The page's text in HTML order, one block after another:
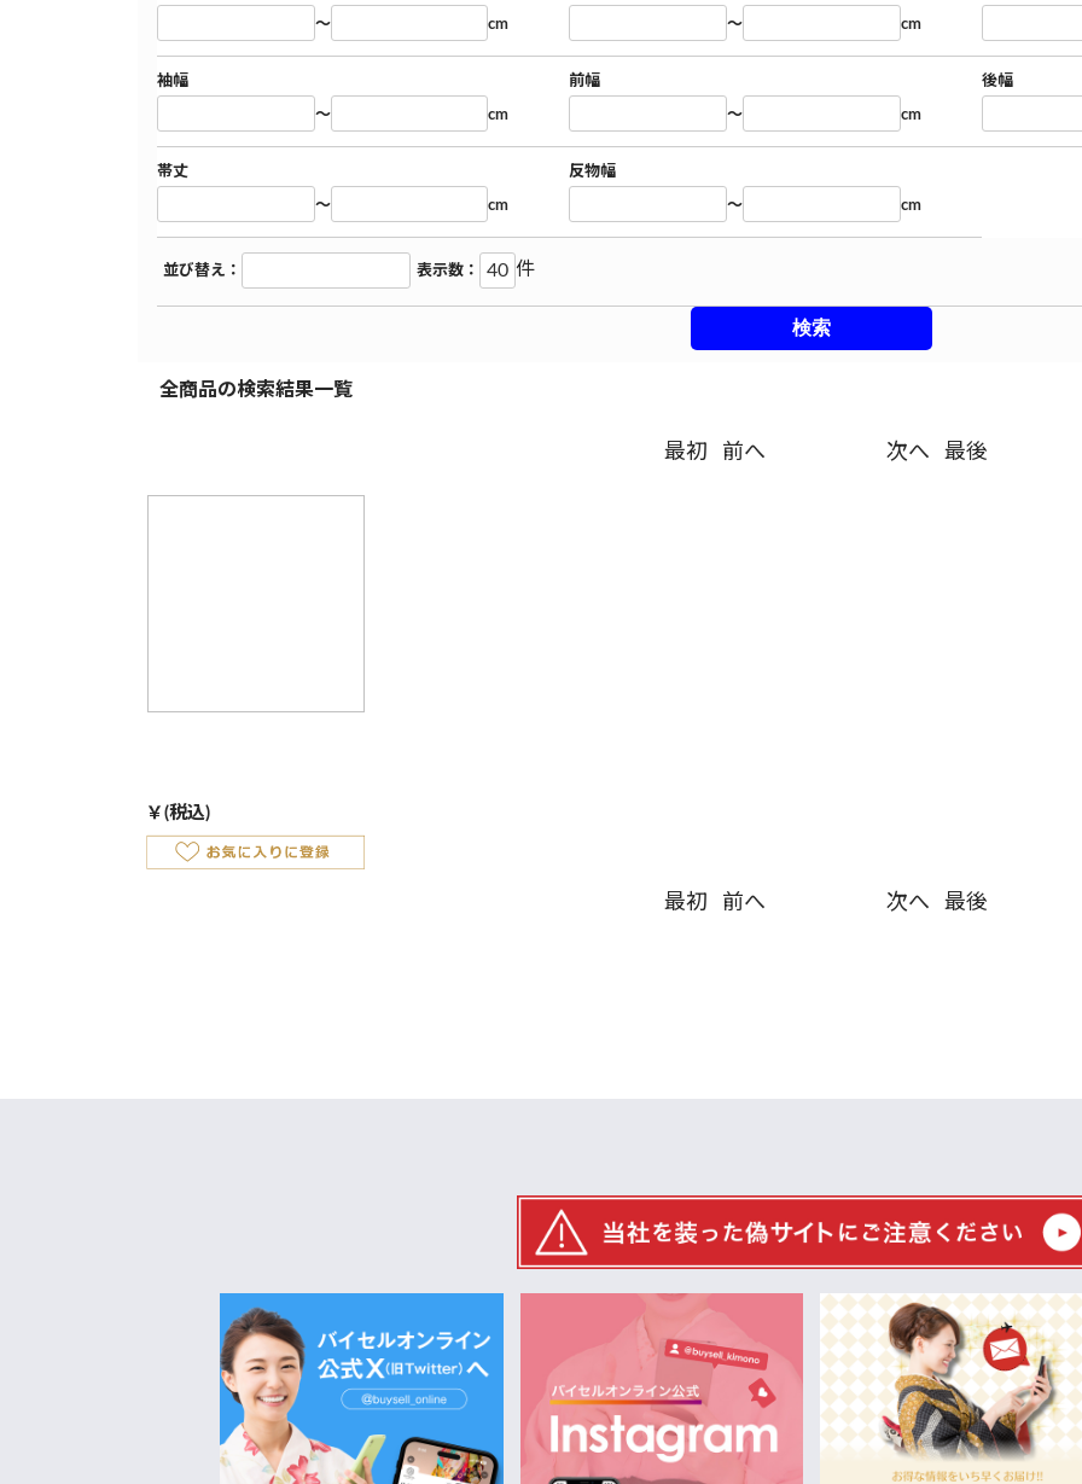
～ cm ～ cm
袖幅
～ cm
前幅
～ cm
後幅
帯丈
～ cm
反物幅
～ cm
並び替え： 表示数： 件
全商品の検索結果一覧
最初 前へ 次へ 最後
￥ (税込)
最初 前へ 次へ 最後